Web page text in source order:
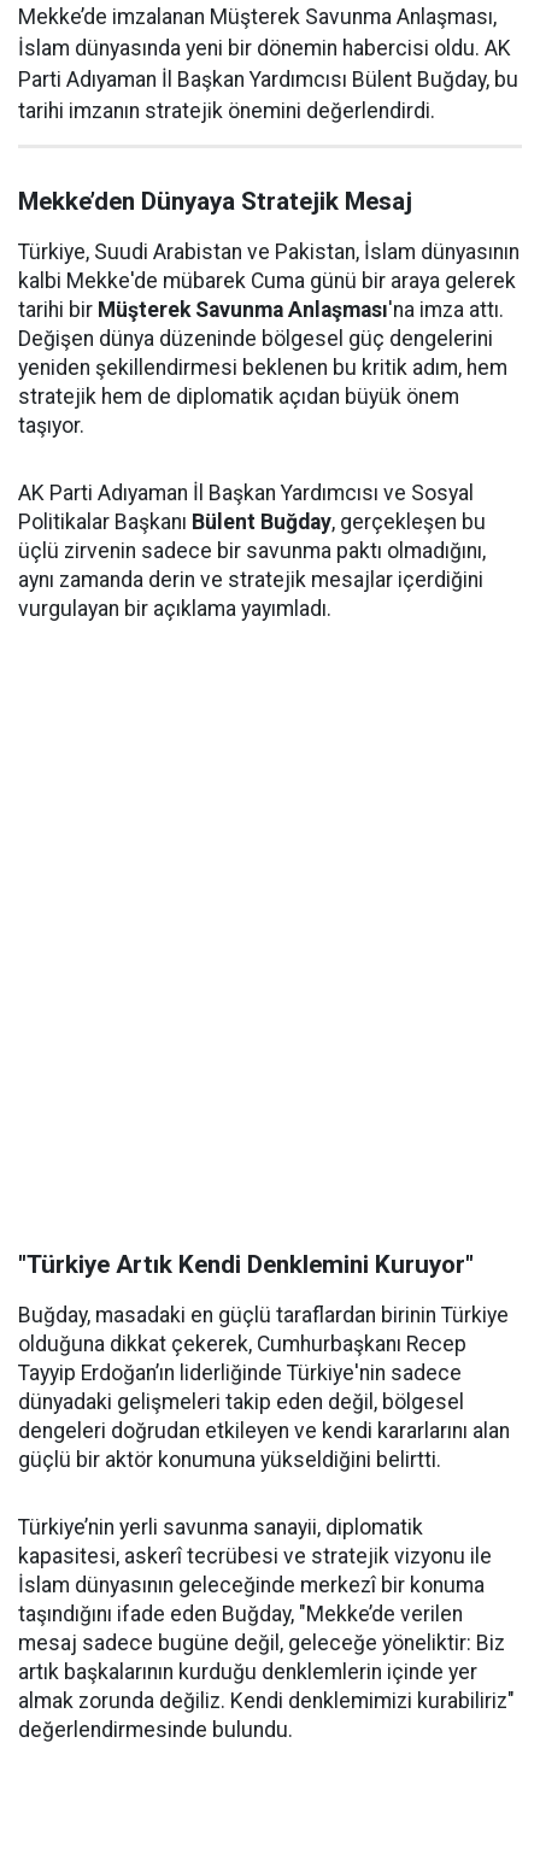
Mekke’de imzalanan Müşterek Savunma Anlaşması,
İslam dünyasında yeni bir dönemin habercisi oldu. AK
Parti Adıyaman İl Başkan Yardımcısı Bülent Buğday, bu
tarihi imzanın stratejik önemini değerlendirdi.
Mekke’den Dünyaya Stratejik Mesaj
Türkiye, Suudi Arabistan ve Pakistan, İslam dünyasının
kalbi Mekke'de mübarek Cuma günü bir araya gelerek
tarihi bir Müşterek Savunma Anlaşması'na imza attı.
Değişen dünya düzeninde bölgesel güç dengelerini
yeniden şekillendirmesi beklenen bu kritik adım, hem
stratejik hem de diplomatik açıdan büyük önem
taşıyor.
AK Parti Adıyaman İl Başkan Yardımcısı ve Sosyal
Politikalar Başkanı Bülent Buğday, gerçekleşen bu
üçlü zirvenin sadece bir savunma paktı olmadığını,
aynı zamanda derin ve stratejik mesajlar içerdiğini
vurgulayan bir açıklama yayımladı.
"Türkiye Artık Kendi Denklemini Kuruyor"
Buğday, masadaki en güçlü taraflardan birinin Türkiye
olduğuna dikkat çekerek, Cumhurbaşkanı Recep
Tayyip Erdoğan’ın liderliğinde Türkiye'nin sadece
dünyadaki gelişmeleri takip eden değil, bölgesel
dengeleri doğrudan etkileyen ve kendi kararlarını alan
güçlü bir aktör konumuna yükseldiğini belirtti.
Türkiye’nin yerli savunma sanayii, diplomatik
kapasitesi, askerî tecrübesi ve stratejik vizyonu ile
İslam dünyasının geleceğinde merkezî bir konuma
taşındığını ifade eden Buğday, "Mekke’de verilen
mesaj sadece bugüne değil, geleceğe yöneliktir: Biz
artık başkalarının kurduğu denklemlerin içinde yer
almak zorunda değiliz. Kendi denklemimizi kurabiliriz"
değerlendirmesinde bulundu.